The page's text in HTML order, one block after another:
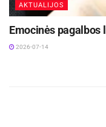
AKTUALIJOS
Emocinės pagalbos
2026-07-14